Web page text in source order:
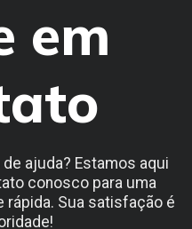
em
ajuda? Estamos aqui
conosco para uma
rápida. Sua satisfação é